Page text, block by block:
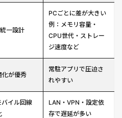
一設計
PCごとに差が大きい
例：メモリ容量・
CPU世代・ストレー
ジ速度など
化が優秀
常駐アプリで圧迫さ
れやすい
イル回線
LAN・VPN・設定依
存で遅延が多い